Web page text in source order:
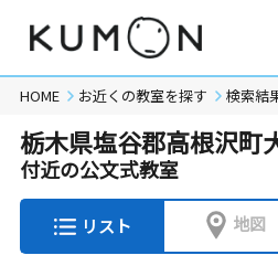
HOME お近くの教室を探す 検索結
栃木県塩谷郡高根沢町
付近の公文式教室
リスト 地図